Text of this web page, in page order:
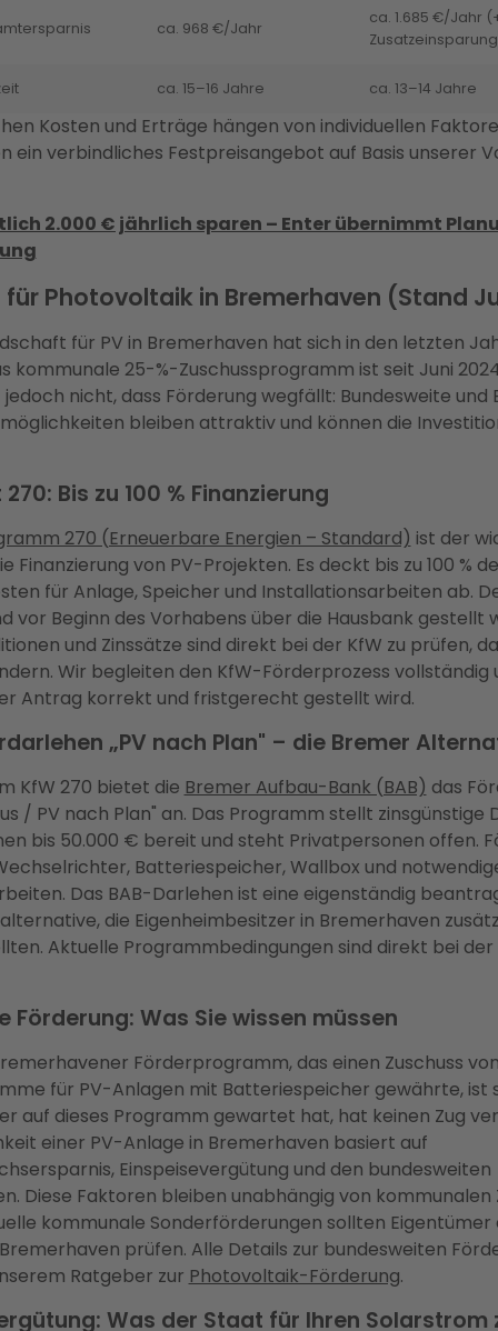
ca. 968 €/Jahr
ca. 1.685 €/Jahr
ca. 15–16 Jahre ca. 13–14 Jahre
Kosten und Erträge hängen von individuellen
ein verbindliches Festpreisangebot auf Basis unserer
2.000 € jährlich sparen – Enter übernimmt
Photovoltaik in Bremerhaven (Stand
für PV in Bremerhaven hat sich in den letzten
kommunale 25-%-Zuschussprogramm ist seit Juni
nicht, dass Förderung wegfällt: Bundesweite und
bleiben attraktiv und können die
Bis zu 100 % Finanzierung
270 (Erneuerbare Energien – Standard) ist der
Finanzierung von PV-Projekten. Es deckt bis zu 100 %
für Anlage, Speicher und Installationsarbeiten ab.
vor Beginn des Vorhabens über die Hausbank gestellt
und Zinssätze sind direkt bei der KfW zu prüfen,
Wir begleiten den KfW-Förderprozess vollständig
Antrag korrekt und fristgerecht gestellt wird.
„PV nach Plan" – die Bremer
KfW 270 bietet die Bremer Aufbau-Bank (BAB) das
/ PV nach Plan" an. Das Programm stellt zinsgünstige
bis 50.000 € bereit und steht Privatpersonen offen.
Batteriespeicher, Wallbox und
Das BAB-Darlehen ist eine eigenständig
die Eigenheimbesitzer in Bremerhaven
Aktuelle Programmbedingungen sind direkt bei der
Förderung: Was Sie wissen müssen
Förderprogramm, das einen Zuschuss
für PV-Anlagen mit Batteriespeicher gewährte, ist
auf dieses Programm gewartet hat, hat keinen Zug
einer PV-Anlage in Bremerhaven basiert auf
Einspeisevergütung und den bundesweiten
Diese Faktoren bleiben unabhängig von kommunalen
kommunale Sonderförderungen sollten Eigentümer
prüfen. Alle Details zur bundesweiten
Ratgeber zur Photovoltaik-Förderung.
Was der Staat für Ihren Solarstrom